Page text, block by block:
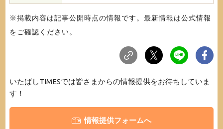
※掲載内容は記事公開時点の情報です。最新情報は公式情報
をご確認ください。
いたばしTIMESでは皆さまからの情報提供をお待ちしていま
す！
情報提供フォームへ